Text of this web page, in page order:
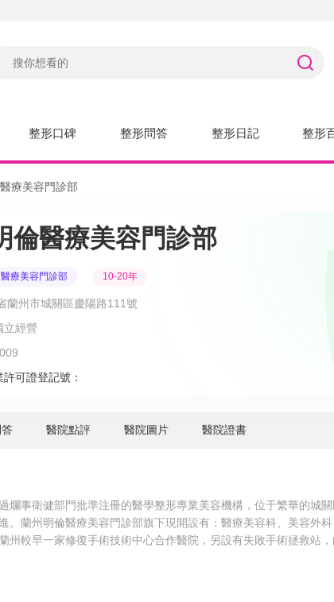
整形口碑 整形問答 整形日記 整形
療美容門診部
倫醫療美容門診部
醫療美容門診部 10-20年
蘭州市城關區慶陽路111號
立經營
可證登記號：
醫院點評 醫院圖片 醫院證書
爛事衛健部門批準注冊的醫學整形專業美容機構，位于繁華的城
。蘭州明倫醫療美容門診部旗下現開設有：醫療美容科、美容外
州較早一家修復手術技術中心合作醫院，另設有失敗手術拯救站